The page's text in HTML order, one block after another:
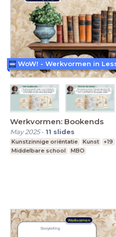
Werkvormen: Bookends
May 2025- 11 slides
Kunstzinnige oriëntatie Kunst +19
Middelbare school
MBO
WoW! - Werkvormen in